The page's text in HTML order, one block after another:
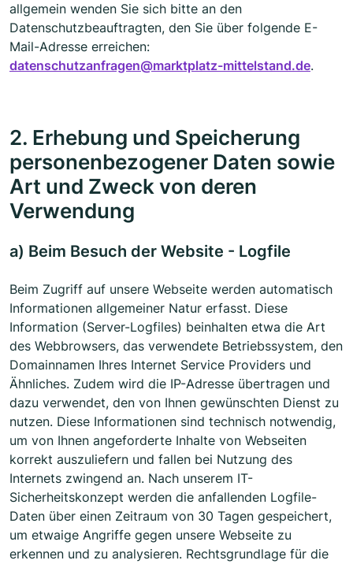
allgemein wenden Sie sich bitte an den
Datenschutzbeauftragten, den Sie über folgende E-
Mail-Adresse erreichen:
datenschutzanfragen@marktplatz-mittelstand.de.
2. Erhebung und Speicherung
personenbezogener Daten sowie
Art und Zweck von deren
Verwendung
a) Beim Besuch der Website - Logfile
Beim Zugriff auf unsere Webseite werden automatisch
Informationen allgemeiner Natur erfasst. Diese
Information (Server-Logfiles) beinhalten etwa die Art
des Webbrowsers, das verwendete Betriebssystem, den
Domainnamen Ihres Internet Service Providers und
Ähnliches. Zudem wird die IP-Adresse übertragen und
dazu verwendet, den von Ihnen gewünschten Dienst zu
nutzen. Diese Informationen sind technisch notwendig,
um von Ihnen angeforderte Inhalte von Webseiten
korrekt auszuliefern und fallen bei Nutzung des
Internets zwingend an. Nach unserem IT-
Sicherheitskonzept werden die anfallenden Logfile-
Daten über einen Zeitraum von 30 Tagen gespeichert,
um etwaige Angriffe gegen unsere Webseite zu
erkennen und zu analysieren. Rechtsgrundlage für die